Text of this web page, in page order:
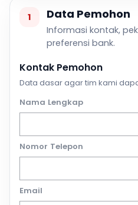
1 Data Pemohon
Informasi kontak,
preferensi bank.
Kontak Pemohon
Data dasar agar tim kami
Nama Lengkap
Nomor Telepon
Email